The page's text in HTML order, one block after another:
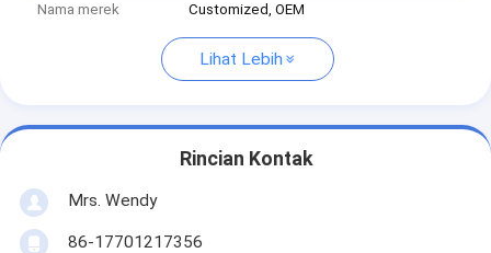
Nama merek Customized, OEM
Lihat Lebih
Rincian Kontak
Mrs. Wendy
86-17701217356